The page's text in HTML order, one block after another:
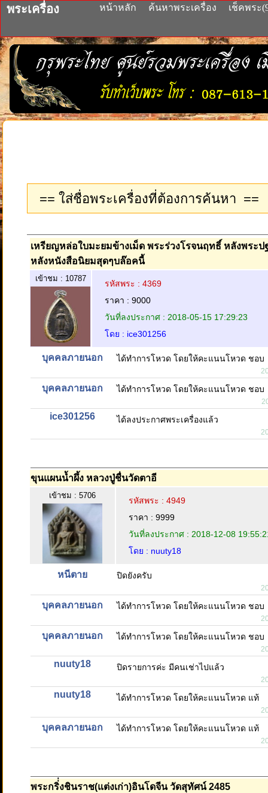
พระเครื่อง หน้าหลัก ค้นหาพระเครื่อง เช็คพระ
เหรียญหล่อใบมะยมข้างเม็ด พระร่วงโรจนฤทธิ์ หลังพระป
หลังหนังสือนิยมสุดๆบล๊อคนี้
เข้าชม : 10787
รหัสพระ : 4369
ราคา : 9000
วันที่ลงประกาศ : 2018-05-15 17:29:23
โดย : ice301256
บุคคลภายนอก ได้ทำการโหวด โดยให้คะแนนโหวด ชอบ
บุคคลภายนอก ได้ทำการโหวด โดยให้คะแนนโหวด ชอบ
ice301256 ได้ลงประกาศพระเครื่องแล้ว
ขุนแผนน้ำผึ้ง หลวงปู่ชื่นวัดตาอี
เข้าชม : 5706
รหัสพระ : 4949
ราคา : 9999
วันที่ลงประกาศ : 2018-12-08
โดย : nuuty18
หนีตาย ปิดยังครับ
บุคคลภายนอก ได้ทำการโหวด โดยให้คะแนนโหวด ชอบ
บุคคลภายนอก ได้ทำการโหวด โดยให้คะแนนโหวด ชอบ
nuuty18 ปิดรายการค่ะ มีคนเช่าไปแล้ว
nuuty18 ได้ทำการโหวด โดยให้คะแนนโหวด แท้
บุคคลภายนอก ได้ทำการโหวด โดยให้คะแนนโหวด แท้
พระกริ่่งชินราช(แต่งเก่า)อินโดจีน วัดสุทัศน์ 2485